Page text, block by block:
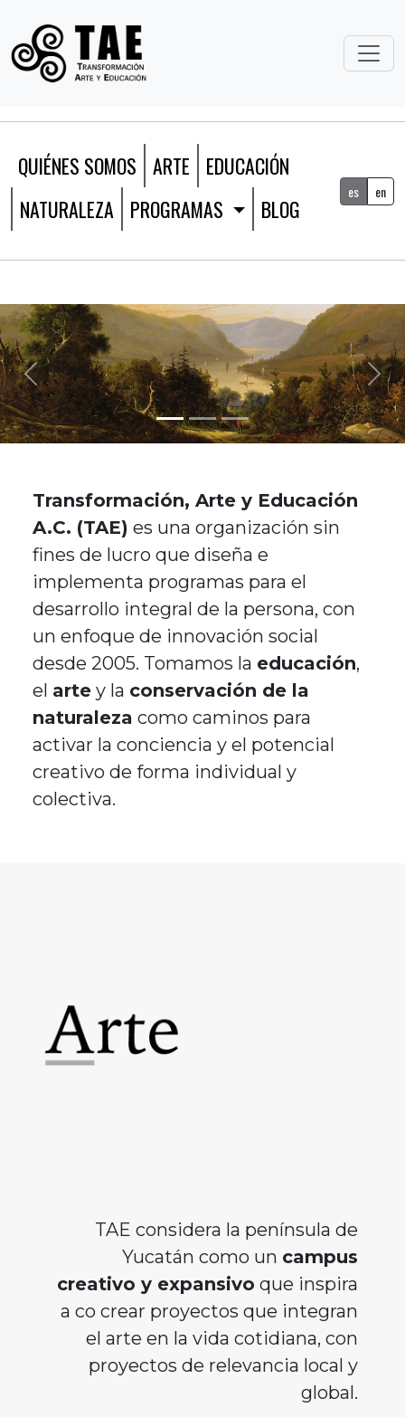
QUIÉNES SOMOS ARTE
EDUCACIÓN
NATURALEZA
PROGRAMAS BLOG
es en
Anterior
Transformación, Arte y Educación
A.C. (TAE) es una organización sin
fines de lucro que diseña e
implementa programas para el
desarrollo integral de la persona, con
un enfoque de innovación social
desde 2005. Tomamos la educación,
el arte y la conservación de la
naturaleza como caminos para
activar la conciencia y el potencial
creativo de forma individual y
colectiva.
TAE considera la península de
Yucatán como un campus
creativo y expansivo que inspira
a co crear proyectos que integran
el arte en la vida cotidiana, con
proyectos de relevancia local y
global.